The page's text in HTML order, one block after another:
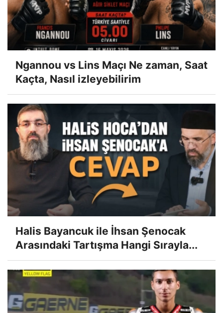
Ngannou vs Lins Maçı Ne zaman, Saat
Kaçta, Nasıl izleyebilirim
Halis Bayancuk ile İhsan Şenocak
Arasındaki Tartışma Hangi Sırayla...